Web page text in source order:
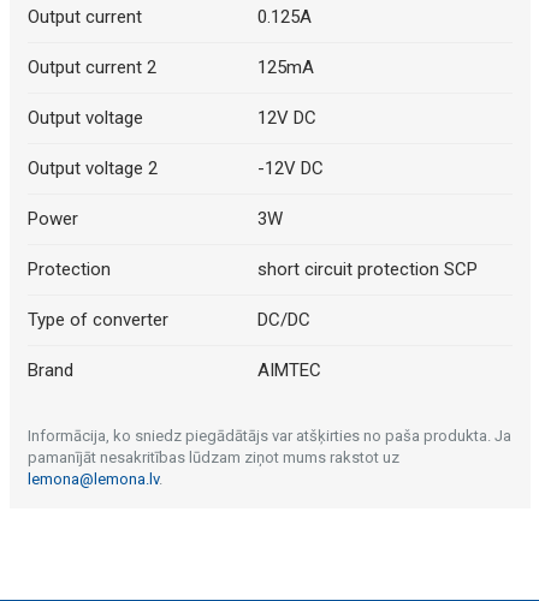
Output current 0.125A
Output current 2 125mA
Output voltage 12V DC
Output voltage 2 -12V DC
Power 3W
Protection short circuit protection SCP
Type of converter DC/DC
Brand AIMTEC
Informācija, ko sniedz piegādātājs var atšķirties no paša produkta. Ja
pamanījāt nesakritības lūdzam ziņot mums rakstot uz
lemona@lemona.lv.